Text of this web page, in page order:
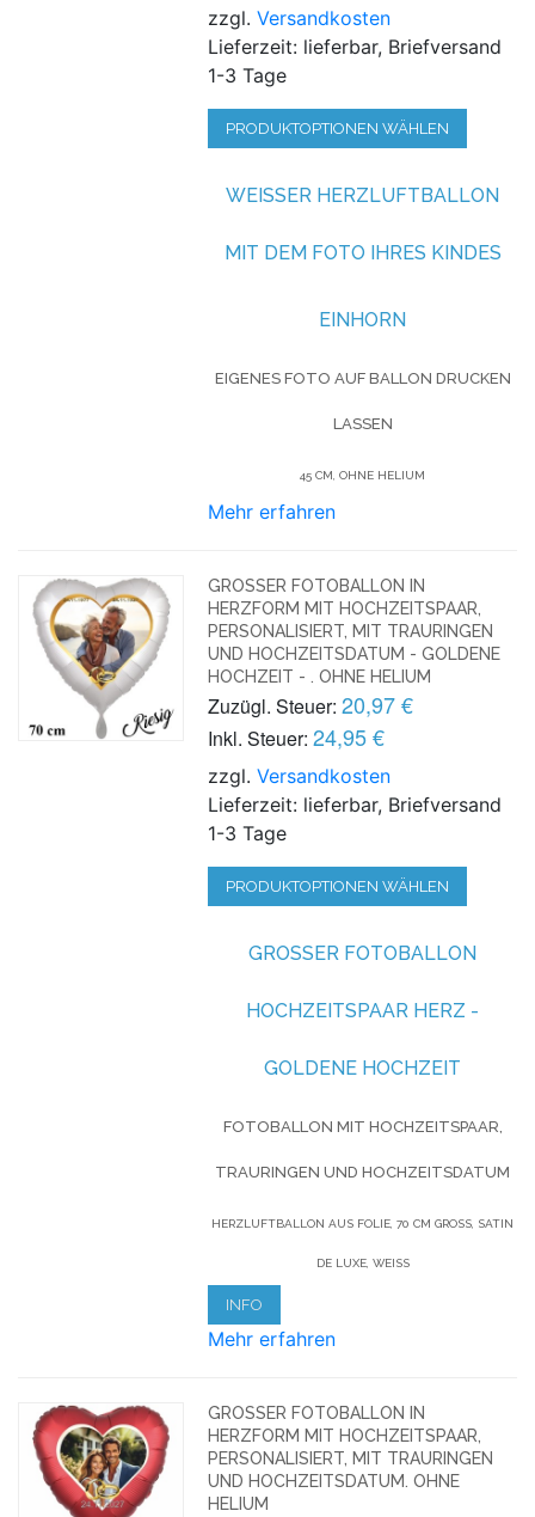
zzgl.Versandkosten
Lieferzeit: lieferbar, Briefversand
1-3 Tage
PRODUKTOPTIONEN WÄHLEN
WEISSER HERZLUFTBALLON M
IT DEM FOTO IHRES KINDES
EINHORN
EIGENES FOTO AUF BALLON DRUCKEN
LASSEN
45 CM, OHNE HELIUM
Mehr erfahren
GROSSER FOTOBALLON IN H
ERZFORM MIT HOCHZEITSPAAR, P
ERSONALISIERT, MIT TRAURINGEN U
ND HOCHZEITSDATUM - GOLDENE H
OCHZEIT - . OHNE HELIUM
Zuzügl. Steuer: 20,97 €
Inkl. Steuer: 24,95 €
zzgl.Versandkosten
Lieferzeit: lieferbar, Briefversand
1-3 Tage
PRODUKTOPTIONEN WÄHLEN
GROSSER FOTOBALLON H
OCHZEITSPAAR HERZ - G
OLDENE HOCHZEIT
FOTOBALLON MIT HOCHZEITSPAAR,
TRAURINGEN UND HOCHZEITSDATUM
HERZLUFTBALLON AUS FOLIE, 70 CM GROSS, SATIN D
E LUXE, WEISS
INFO
Mehr erfahren
GROSSER FOTOBALLON IN H
ERZFORM MIT HOCHZEITSPAAR, P
ERSONALISIERT, MIT TRAURINGEN U
ND HOCHZEITSDATUM. OHNE H
ELIUM